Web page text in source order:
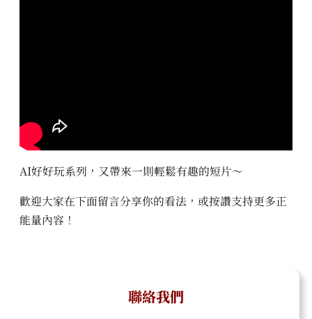
AI好好玩系列，又帶來一則輕鬆有趣的短片～
歡迎大家在下面留言分享你的看法，或按讚支持更多正
能量內容！
聯絡我們